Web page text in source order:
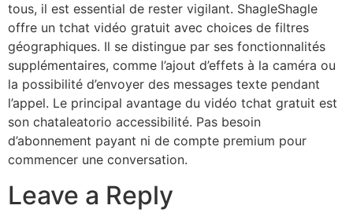
tous, il est essential de rester vigilant. ShagleShagle
offre un tchat vidéo gratuit avec choices de filtres
géographiques. Il se distingue par ses fonctionnalités
supplémentaires, comme l’ajout d’effets à la caméra ou
la possibilité d’envoyer des messages texte pendant
l’appel. Le principal avantage du vidéo tchat gratuit est
son chataleatorio accessibilité. Pas besoin
d’abonnement payant ni de compte premium pour
commencer une conversation.
Leave a Reply